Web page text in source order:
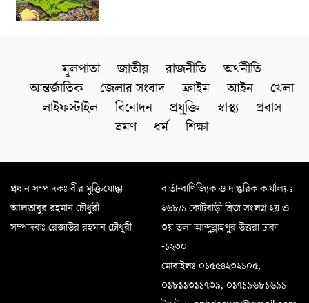
মূলপাতা জাতীয় রাজনীতি
অর্থনীতি
আন্তর্জাতিক
জেলার সংবাদ ক্রাইম আইন
খেলা
লাইফস্টাইল
বিনোদন প্রযুক্তি স্বাস্থ্য
প্রবাস
ভ্রমণ
ধর্ম শিক্ষা
প্রধান সম্পাদকঃ বীর মুক্তিযোদ্ধা
আলতাবুর রহমান চৌধুরী
সম্পাদকঃ রেজাউর রহমান চৌধুরী
বার্তা-বাণিজ্যিক ও দাপ্তরিক কার্যালয়ঃ
২৬৮/১ কোটবাড়ী ব্রিজ সংলগ্ন ২য় ও
৩য় তলা আব্দুল্লাহপুর উত্তরা ঢাকা
-১২৩০
মোবাইলঃ ০১৫৫৪২৩২১০৫,
০১৮১১৩১১৭৩৯, ০১৭১৯৬৮১৬৯১